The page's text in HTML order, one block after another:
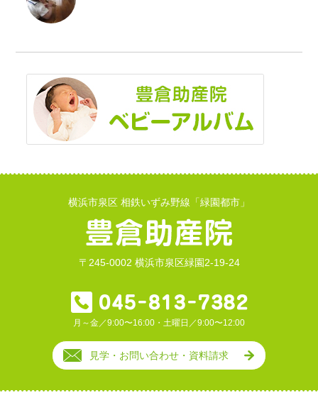
横浜市泉区 相鉄いずみ野線「緑園都市」
〒245-0002 横浜市泉区緑園2-19-24
月～金／9:00〜16:00・土曜日／9:00〜12:00
見学・お問い合わせ・資料請求